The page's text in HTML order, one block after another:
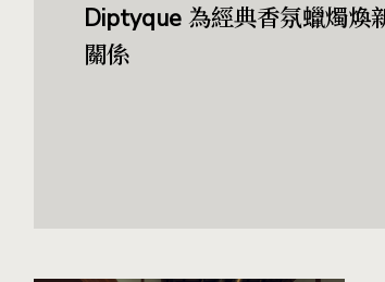
Diptyque 為經典香氛蠟燭煥
關係